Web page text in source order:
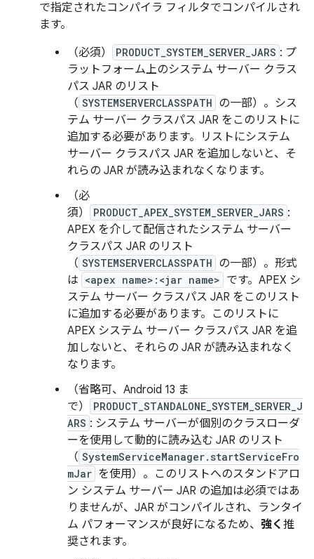
で指定されたコンパイラ フィルタでコンパイルされ
ます。
（必須）
PRODUCT_SYSTEM_SERVER_JARS : プ
ラットフォーム上のシステム サーバー クラス
パス JAR のリスト
（ SYSTEMSERVERCLASSPATH の一部）。シス
テム サーバー クラスパス JAR をこのリストに
追加する必要があります。リストにシステム
サーバー クラスパス JAR を追加しないと、そ
れらの JAR が読み込まれなくなります。
（必
須）
PRODUCT_APEX_SYSTEM_SERVER_JARS :
APEX を介して配信されたシステム サーバー
クラスパス JAR のリスト
（ SYSTEMSERVERCLASSPATH の一部）。形式
は <apex name>:<jar name> です。APEX シ
ステム サーバー クラスパス JAR をこのリスト
に追加する必要があります。このリストに
APEX システム サーバー クラスパス JAR を追
加しないと、それらの JAR が読み込まれなく
なります。
（省略可、Android 13 ま
で）
PRODUCT_STANDALONE_SYSTEM_SERVER_J
ARS : システム サーバーが個別のクラスローダ
ーを使用して動的に読み込む JAR のリスト
（ SystemServiceManager.startServiceFro
mJar を使用）。このリストへのスタンドアロ
ン システム サーバー JAR の追加は必須ではあ
りませんが、JAR がコンパイルされ、ランタイ
ム パフォーマンスが良好になるため、 強く 推
奨されます。